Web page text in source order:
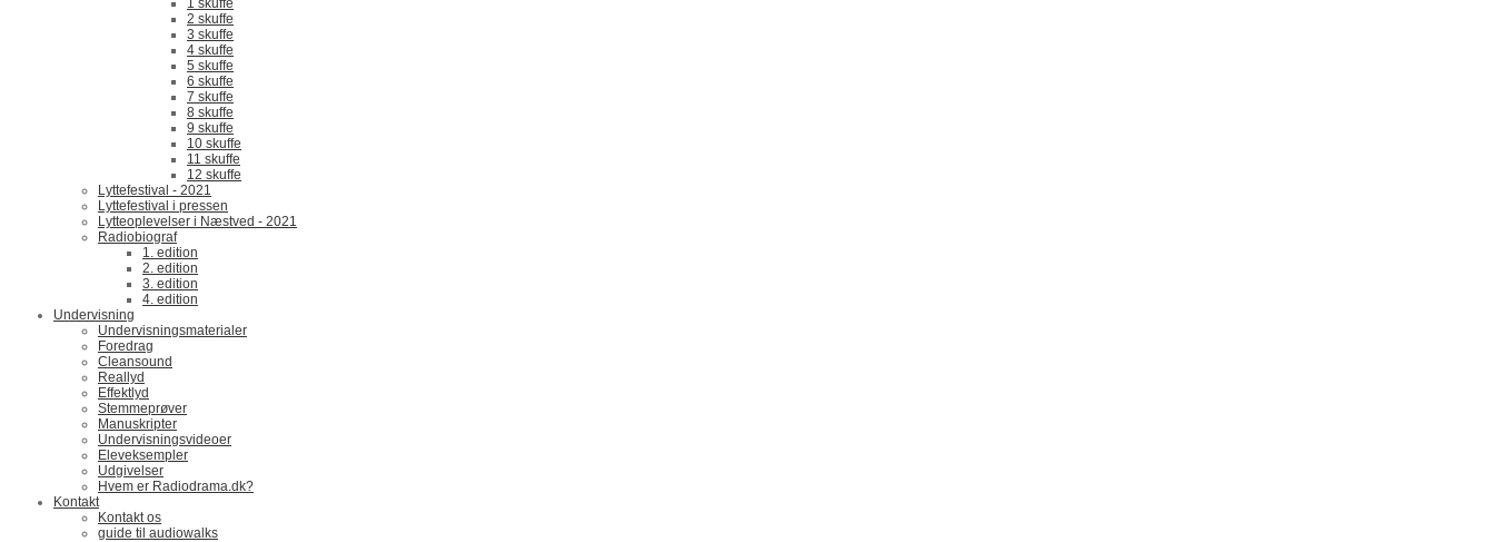
1 skuffe
2 skuffe
3 skuffe
4 skuffe
5 skuffe
6 skuffe
7 skuffe
8 skuffe
9 skuffe
10 skuffe
11 skuffe
12 skuffe
Lyttefestival - 2021
Lyttefestival i pressen
Lytteoplevelser i Næstved - 2021
Radiobiograf
1. edition
2. edition
3. edition
4. edition
Undervisning
Undervisningsmaterialer
Foredrag
Cleansound
Reallyd
Effektlyd
Stemmeprøver
Manuskripter
Undervisningsvideoer
Eleveksempler
Udgivelser
Hvem er Radiodrama.dk?
Kontakt
Kontakt os
guide til audiowalks